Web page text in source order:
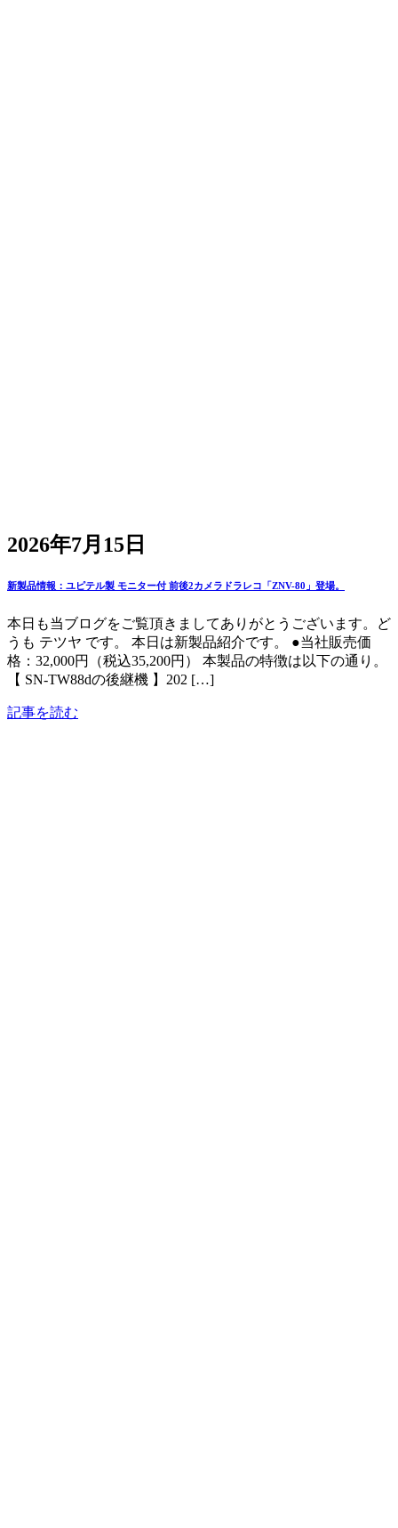
2026年7月15日
新製品情報：ユピテル製 モニター付 前後2カメラドラレコ「ZNV-80」登場。
本日も当ブログをご覧頂きましてありがとうございます。ど
うも テツヤ です。 本日は新製品紹介です。 ●当社販売価
格：32,000円（税込35,200円） 本製品の特徴は以下の通り。
【 SN-TW88dの後継機 】202 […]
記事を読む